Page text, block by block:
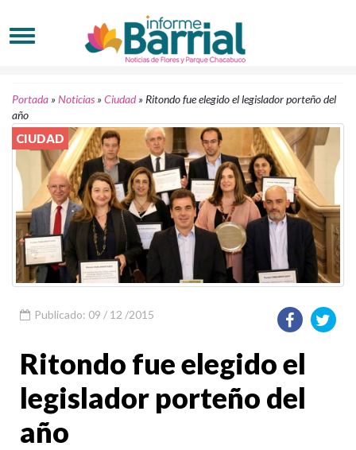
Portada »Noticias »Ciudad» Ritondo fue elegido el legislador porteño del
año
CIUDAD
Publicado: 09 / 12 /2015
Ritondo fue elegido el
legislador porteño del
año